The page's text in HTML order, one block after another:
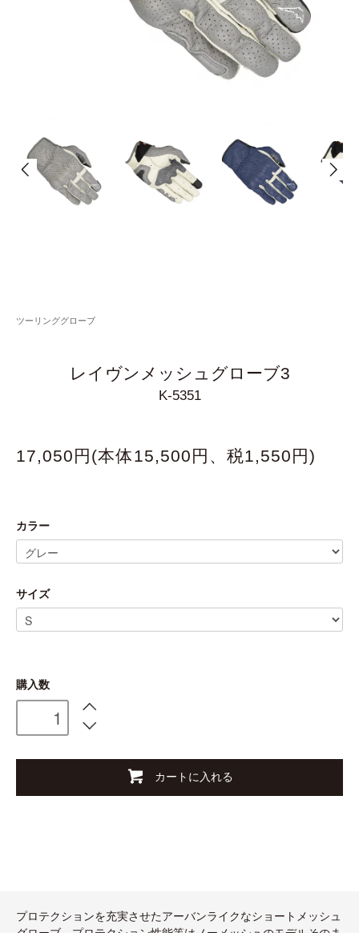
ツーリンググローブ
レイヴンメッシュグローブ3
K-5351
17,050円(本体15,500円、税1,550円)
カラー
サイズ
購入数
カートに入れる
プロテクションを充実させたアーバンライクなショートメッシュ